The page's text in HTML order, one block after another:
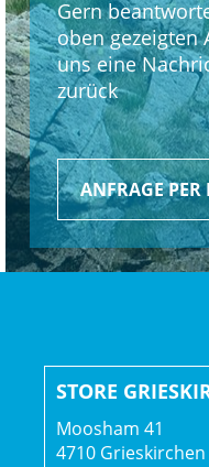
Rahmengröße: ML
Rahmenmaterial:
Gangschaltung:
Anzahl Gänge: 1
Schalthebel: Shimano
Shimano MT200 //
Shimano MT200
Shimano RT10, Center
// Shimano RT10,
Gern
oben gezeigten
uns eine
zurück
ANFRAGE
STORE
Moosham 41
4710 Grieskirchen